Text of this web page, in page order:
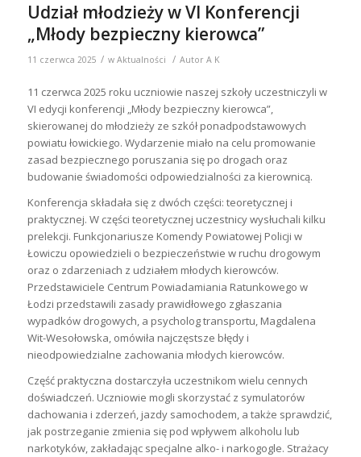
Udział młodzieży w VI Konferencji
„Młody bezpieczny kierowca”
11 czerwca 2025 / w Aktualności / Autor A K
11 czerwca 2025 roku uczniowie naszej szkoły uczestniczyli w
VI edycji konferencji „Młody bezpieczny kierowca”,
skierowanej do młodzieży ze szkół ponadpodstawowych
powiatu łowickiego. Wydarzenie miało na celu promowanie
zasad bezpiecznego poruszania się po drogach oraz
budowanie świadomości odpowiedzialności za kierownicą.
Konferencja składała się z dwóch części: teoretycznej i
praktycznej. W części teoretycznej uczestnicy wysłuchali kilku
prelekcji. Funkcjonariusze Komendy Powiatowej Policji w
Łowiczu opowiedzieli o bezpieczeństwie w ruchu drogowym
oraz o zdarzeniach z udziałem młodych kierowców.
Przedstawiciele Centrum Powiadamiania Ratunkowego w
Łodzi przedstawili zasady prawidłowego zgłaszania
wypadków drogowych, a psycholog transportu, Magdalena
Wit-Wesołowska, omówiła najczęstsze błędy i
nieodpowiedzialne zachowania młodych kierowców.
Część praktyczna dostarczyła uczestnikom wielu cennych
doświadczeń. Uczniowie mogli skorzystać z symulatorów
dachowania i zderzeń, jazdy samochodem, a także sprawdzić,
jak postrzeganie zmienia się pod wpływem alkoholu lub
narkotyków, zakładając specjalne alko- i narkogogle. Strażacy